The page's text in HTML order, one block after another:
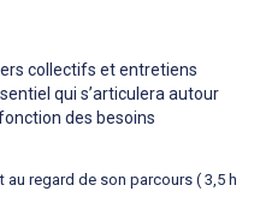
collectifs et entretiens
qui s’articulera autour
des besoins
regard de son parcours ( 3,5 h